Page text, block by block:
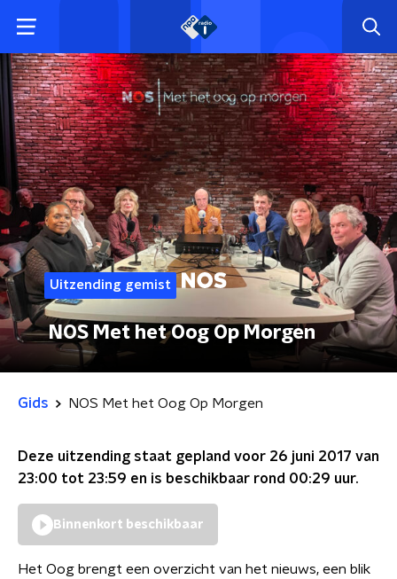
Uitzending gemist
NOS Met het Oog Op Morgen
Gids NOS Met het Oog Op Morgen
Deze uitzending staat gepland voor 26 juni 2017 van
23:00 tot 23:59 en is beschikbaar rond 00:29 uur.
Binnenkort beschikbaar
Het Oog brengt een overzicht van het nieuws, een blik